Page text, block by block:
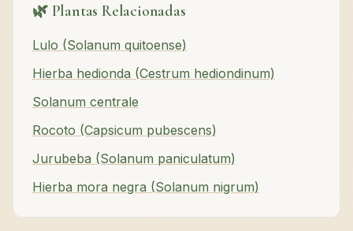
🌿 Plantas Relacionadas
Lulo (Solanum quitoense)
Hierba hedionda (Cestrum hediondinum)
Solanum centrale
Rocoto (Capsicum pubescens)
Jurubeba (Solanum paniculatum)
Hierba mora negra (Solanum nigrum)